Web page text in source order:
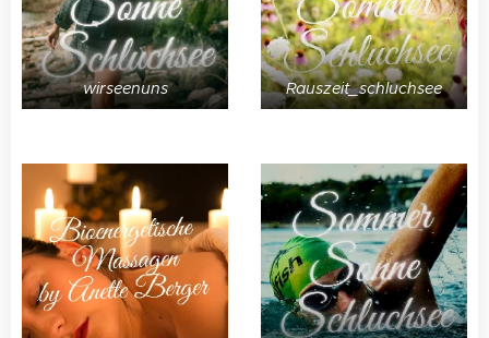
wirseenuns Rauszeit_schluchsee